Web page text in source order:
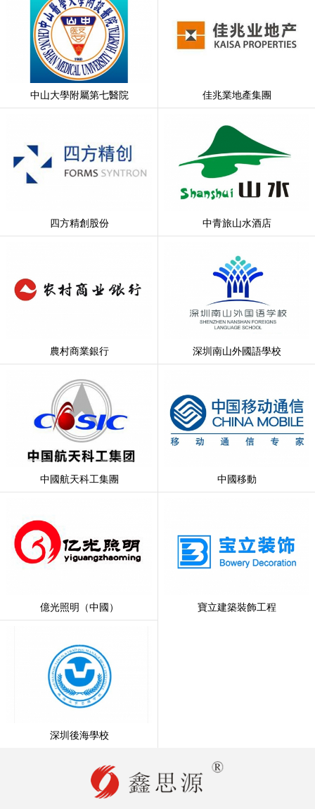
中山大學附屬第七醫院 佳兆業地產集團
四方精創股份 中青旅山水酒店
農村商業銀行 深圳南山外國語學校
中國航天科工集團 中國移動
億光照明（中國） 寶立建築裝飾工程
深圳後海學校